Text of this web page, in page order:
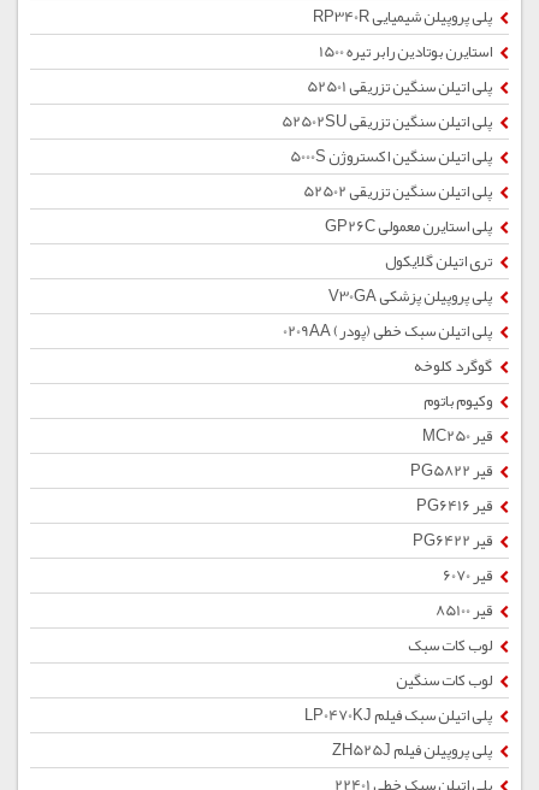
پلی پروپیلن شیمیایی RP340R
استایرن بوتادین رابر تیره 1500
پلی اتیلن سنگین تزریقی 52501
پلی اتیلن سنگین تزریقی 52502SU
پلی اتیلن سنگین اکستروژن 5000S
پلی اتیلن سنگین تزریقی 52502
پلی استایرن معمولی GP26C
تری اتیلن گلایکول
پلی پروپیلن پزشکی V30GA
پلی اتیلن سبک خطی (پودر) 0209AA
گوگرد کلوخه
وکیوم باتوم
قیر MC250
قیر PG5822
قیر PG6416
قیر PG6422
قیر 6070
قیر 85100
لوب کات سبک
لوب کات سنگین
پلی اتیلن سبک فیلم LP0470KJ
پلی پروپیلن فیلم ZH525J